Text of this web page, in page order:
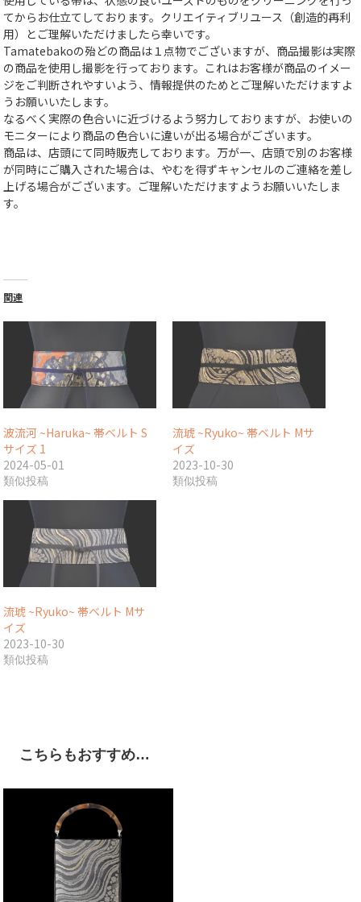
てからお仕立てしております。クリエイティブリユース（創造的再利
用）とご理解いただけましたら幸いです。
Tamatebakoの殆どの商品は１点物でございますが、商品撮影は実際
の商品を使用し撮影を行っております。これはお客様が商品のイメー
ジをご判断されやすいよう、情報提供のためとご理解いただけますよ
うお願いいたします。
なるべく実際の色合いに近づけるよう努力しておりますが、お使いの
モニターにより商品の色合いに違いが出る場合がございます。
商品は、店頭にて同時販売しております。万が一、店頭で別のお客様
が同時にご購入された場合は、やむを得ずキャンセルのご連絡を差し
上げる場合がございます。ご理解いただけますようお願いいたしま
す。
関連
波流河 ~Haruka~ 帯ベルト S
サイズ 1
2024-05-01
類似投稿
流琥 ~Ryuko~ 帯ベルト Mサ
イズ
2023-10-30
類似投稿
流琥 ~Ryuko~ 帯ベルト Mサ
イズ
2023-10-30
類似投稿
こちらもおすすめ…